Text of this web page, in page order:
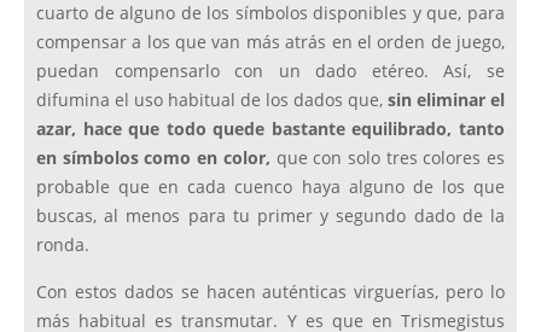
cuarto de alguno de los símbolos disponibles y que, para
compensar a los que van más atrás en el orden de juego,
puedan compensarlo con un dado etéreo. Así, se
difumina el uso habitual de los dados que, sin eliminar el
azar, hace que todo quede bastante equilibrado, tanto
en símbolos como en color, que con solo tres colores es
probable que en cada cuenco haya alguno de los que
buscas, al menos para tu primer y segundo dado de la
ronda.
Con estos dados se hacen auténticas virguerías, pero lo
más habitual es transmutar. Y es que en Trismegistus